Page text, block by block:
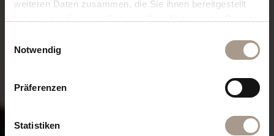
weiteren Daten zusammen, die Sie ihnen bereitgestellt
Notwendig
Präferenzen
Statistiken